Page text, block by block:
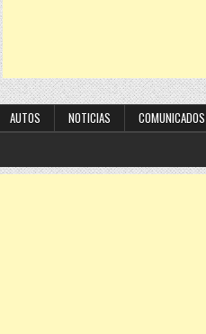
AUTOS NOTICIAS COMUNICADOS